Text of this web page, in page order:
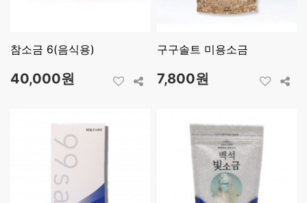
참소금 6(음식용)
40,000원
구구솔트 미용소금
7,800원